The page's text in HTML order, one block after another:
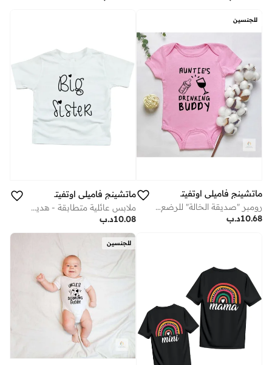
للجنسين
ماتشينج فاميلي اوتفيتس
رومبر "صديقة الخالة" للرضع - وردي | بدلة قطنية بعبارات مضحكة | بدلة أطفال بأكمام قصيرة | هدية حفل استقبال مولود جديد | ملابس عائلية متناسقة
د.ب10.68
ماتشينج فاميلي اوتفيتس
ملابس عائلية متطابقة - هدية فريدة - الأخت الكبرى - أبيض
د.ب10.08
للجنسين